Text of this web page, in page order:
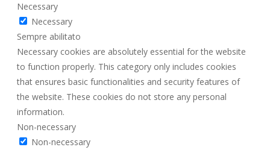
Necessary
Necessary
Sempre abilitato
Necessary cookies are absolutely essential for the website
to function properly. This category only includes cookies
that ensures basic functionalities and security features of
the website. These cookies do not store any personal
information.
Non-necessary
Non-necessary